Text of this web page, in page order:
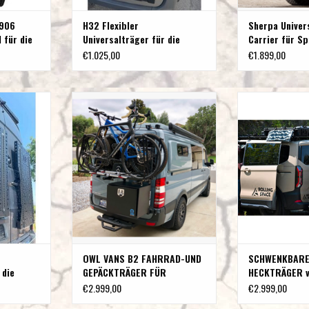
für die
H32 Flexibler
Universalträger für die
Hecktür rechts Mercedes
180° Scharnieren)
€1.025,00
Sherpa
Carrier für
(2007-2018)
€1.899,00
für die
906 &
OWL VANS B2 FAHRRAD-UND
GEPÄCKTRÄGER FÜR SPRINTER
906/NCV3
ZUM WARENKORB HINZUFÜGEN
OWL VANS B2 FAHRRAD-UND
GEPÄCKTRÄGER FÜR
SPRINTER 906/NCV3
€2.999,00
ZUM
Space
€2.999,00